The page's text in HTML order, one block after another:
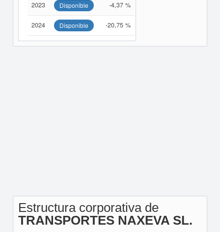
2023 Disponible -4,37 %
2024 Disponible -20,75 %
Estructura corporativa de
TRANSPORTES NAXEVA SL.